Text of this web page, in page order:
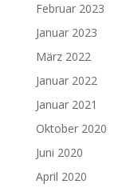
Februar 2023
Januar 2023
März 2022
Januar 2022
Januar 2021
Oktober 2020
Juni 2020
April 2020